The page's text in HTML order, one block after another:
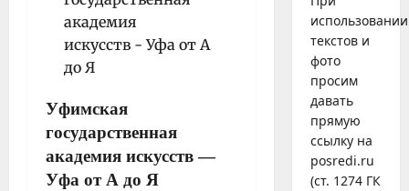
Уфимская
государственная
академия искусств—
Уфа от А до Я
использовании
текстов и
фото
просим
давать
прямую
ссылку на
posredi.ru
(ст. 1274 ГК